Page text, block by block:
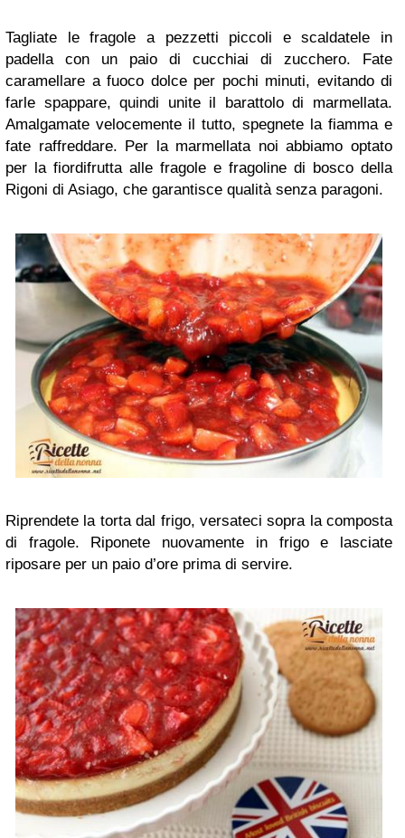
Tagliate le fragole a pezzetti piccoli e scaldatele in
padella con un paio di cucchiai di zucchero. Fate
caramellare a fuoco dolce per pochi minuti, evitando di
farle spappare, quindi unite il barattolo di marmellata.
Amalgamate velocemente il tutto, spegnete la fiamma e
fate raffreddare. Per la marmellata noi abbiamo optato
per la fiordifrutta alle fragole e fragoline di bosco della
Rigoni di Asiago, che garantisce qualità senza paragoni.
Riprendete la torta dal frigo, versateci sopra la composta
di fragole. Riponete nuovamente in frigo e lasciate
riposare per un paio d’ore prima di servire.